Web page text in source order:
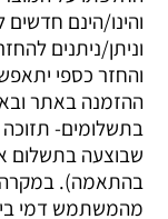
והינו/הינם
וניתן/ניתנים
והחזר כספי
ההזמנה באתר
בתשלומים-
שבוצעה בתשלום
בהתאמה). במקרה